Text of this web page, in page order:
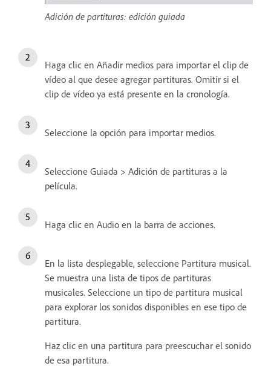
Adición de partituras: edición guiada
Haga clic en Añadir medios para importar el clip de
vídeo al que desee agregar partituras. Omitir si el
clip de vídeo ya está presente en la cronología.
Seleccione la opción para importar medios.
Seleccione Guiada > Adición de partituras a la
película.
Haga clic en Audio en la barra de acciones.
En la lista desplegable, seleccione Partitura musical.
Se muestra una lista de tipos de partituras
musicales. Seleccione un tipo de partitura musical
para explorar los sonidos disponibles en ese tipo de
partitura.
Haz clic en una partitura para preescuchar el sonido
de esa partitura.